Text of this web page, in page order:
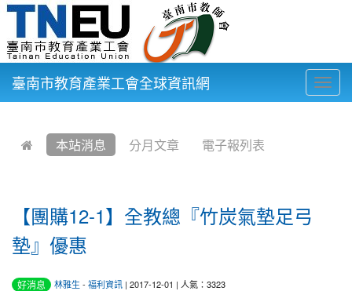
臺南市教育產業工會全球資訊網
本站消息 分月文章 電子報列表
【團購12-1】全教總『竹炭氣墊足弓
墊』優惠
好消息 林雅生 - 福利資訊 | 2017-12-01 | 人氣：3323